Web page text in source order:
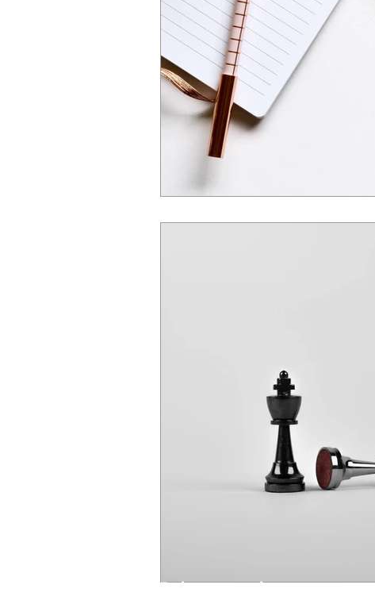
Je kan me ook op